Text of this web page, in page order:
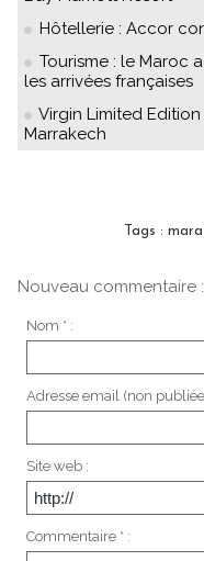
Hôtellerie : Accor
Tourisme : le Maroc
les arrivées françaises
Virgin Limited
Marrakech
Tags :
Nouveau commentaire :
Nom * :
Adresse email (non
Site web :
Commentaire * :